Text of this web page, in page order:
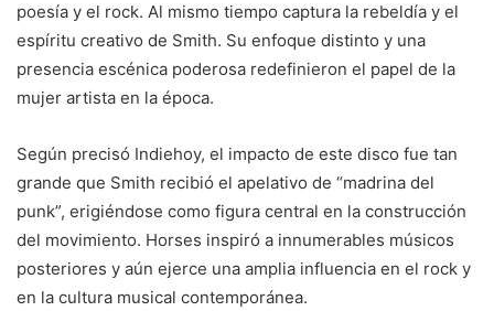
poesía y el rock. Al mismo tiempo captura la rebeldía y el
espíritu creativo de Smith. Su enfoque distinto y una
presencia escénica poderosa redefinieron el papel de la
mujer artista en la época.
Según precisó Indiehoy, el impacto de este disco fue tan
grande que Smith recibió el apelativo de “madrina del
punk”, erigiéndose como figura central en la construcción
del movimiento. Horses inspiró a innumerables músicos
posteriores y aún ejerce una amplia influencia en el rock y
en la cultura musical contemporánea.